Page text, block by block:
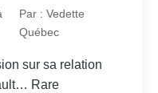
Par : Vedette
Québec
sur sa relation
Rare